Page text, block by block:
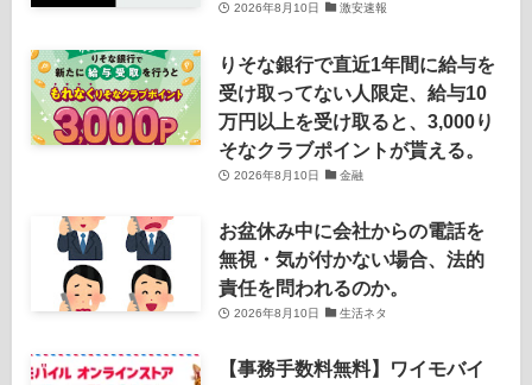
2026年8月10日 激安速報
りそな銀行で直近1年間に給与を
受け取ってない人限定、給与10
万円以上を受け取ると、3,000り
そなクラブポイントが貰える。
2026年8月10日 金融
お盆休み中に会社からの電話を
無視・気が付かない場合、法的
責任を問われるのか。
2026年8月10日 生活ネタ
【事務手数料無料】ワイモバイ